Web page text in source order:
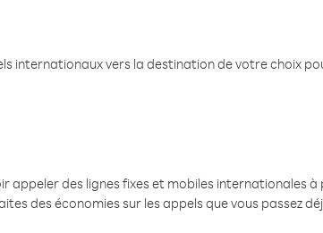
internationaux vers la destination de votre choix
appeler des lignes fixes et mobiles internationales
des économies sur les appels que vous passez